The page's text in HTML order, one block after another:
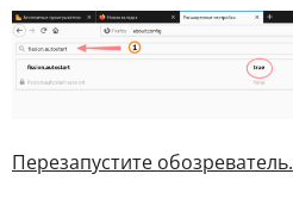
Перезапустите обозреватель.